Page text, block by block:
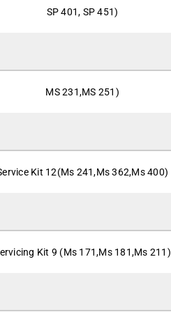
SP 401, SP 451)
MS 231,MS 251)
Kit 12(Ms 241,Ms 362,Ms 400)
Kit 9 (Ms 171,Ms 181,Ms 211)